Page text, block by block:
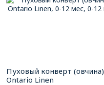
Пуховый конверт (овчина)
Ontario Linen